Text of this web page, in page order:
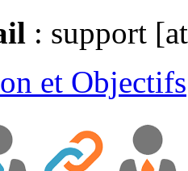
: support
et Objectifs